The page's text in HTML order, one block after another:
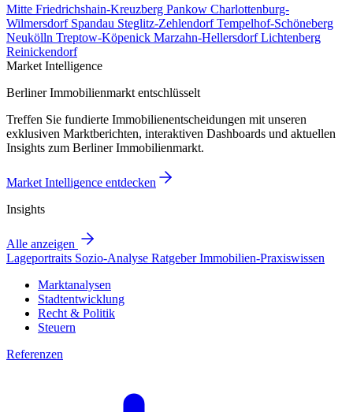
Mitte Friedrichshain-Kreuzberg Pankow Charlottenburg-
Wilmersdorf Spandau Steglitz-ZehlendorfTempelhof-Schöneberg
Neukölln Treptow-Köpenick Marzahn-HellersdorfLichtenberg
Reinickendorf
Market Intelligence
Berliner Immobilienmarkt entschlüsselt
Treffen Sie fundierte Immobilienentscheidungen mit unseren
exklusiven Marktberichten, interaktiven Dashboards und aktuellen
Insights zum Berliner Immobilienmarkt.
Market Intelligence entdecken
Insights
Alle anzeigen
Lageportraits Sozio-Analyse RatgeberImmobilien-Praxiswissen
Marktanalysen
Stadtentwicklung
Recht & Politik
Steuern
Referenzen